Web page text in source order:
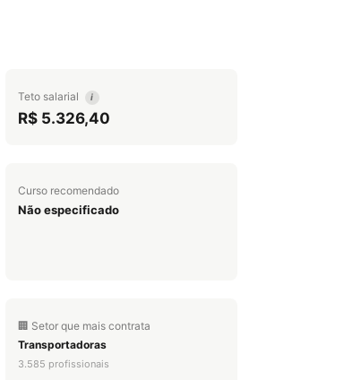
Teto salarial i
R$ 5.326,40
Curso recomendado
Não especificado
🏢 Setor que mais contrata
Transportadoras
3.585 profissionais